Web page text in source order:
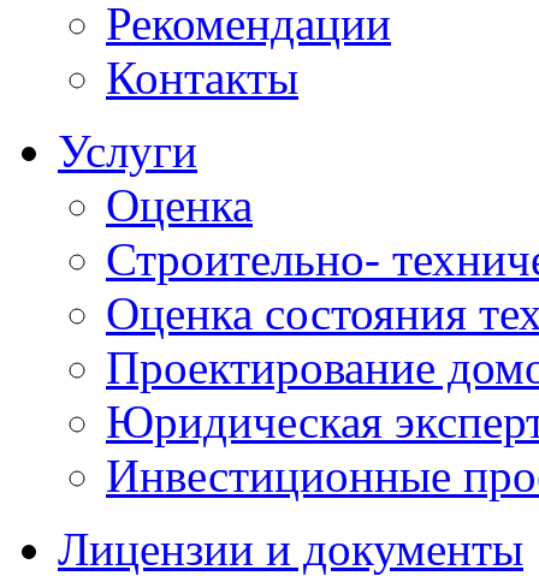
Рекомендации
Контакты
Услуги
Оценка
Строительно-
Оценка состояния
Проектирование
Юридическая
Инвестиционные
Лицензии и документы